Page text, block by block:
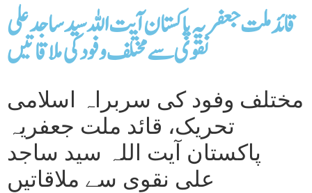
قائد ملت جعفریہ پاکستان آیت اللہ سید ساجد علی
نقوی سے مختلف وفود کی ملاقاتیں
مختلف وفود کی سربراہ اسلامی
تحریک، قائد ملت جعفریہ
پاکستان آیت اللہ سید ساجد
علی نقوی سے ملاقاتیں